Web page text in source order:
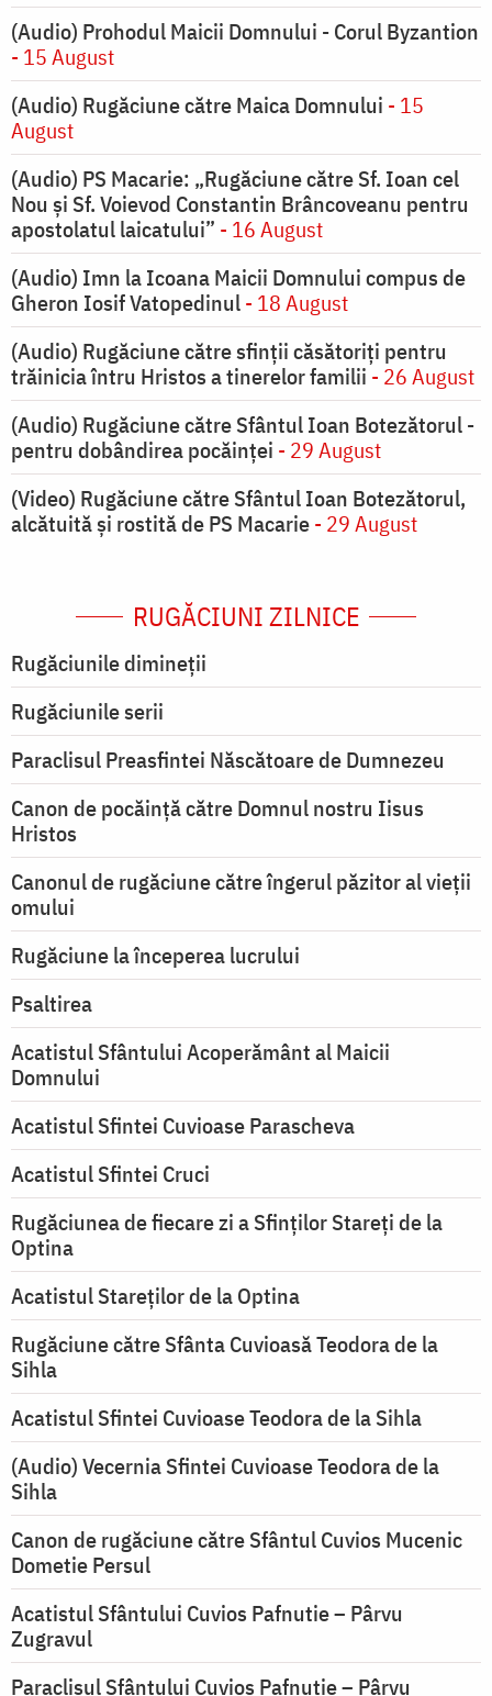
(Audio) Prohodul Maicii Domnului - Corul Byzantion
- 15 August
(Audio) Rugăciune către Maica Domnului - 15
August
(Audio) PS Macarie: „Rugăciune către Sf. Ioan cel
Nou și Sf. Voievod Constantin Brâncoveanu pentru
apostolatul laicatului” - 16 August
(Audio) Imn la Icoana Maicii Domnului compus de
Gheron Iosif Vatopedinul- 18 August
(Audio) Rugăciune către sfinții căsătoriți pentru
trăinicia întru Hristos a tinerelor familii - 26 August
(Audio) Rugăciune către Sfântul Ioan Botezătorul -
pentru dobândirea pocăinței - 29 August
(Video) Rugăciune către Sfântul Ioan Botezătorul,
alcătuită și rostită de PS Macarie- 29 August
RUGĂCIUNI ZILNICE
Rugăciunile dimineții
Rugăciunile serii
Paraclisul Preasfintei Născătoare de Dumnezeu
Canon de pocăință către Domnul nostru Iisus
Hristos
Canonul de rugăciune către îngerul păzitor al vieții
omului
Rugăciune la începerea lucrului
Psaltirea
Acatistul Sfântului Acoperământ al Maicii
Domnului
Acatistul Sfintei Cuvioase Parascheva
Acatistul Sfintei Cruci
Rugăciunea de fiecare zi a Sfinților Stareți de la
Optina
Acatistul Stareţilor de la Optina
Rugăciune către Sfânta Cuvioasă Teodora de la
Sihla
Acatistul Sfintei Cuvioase Teodora de la Sihla
(Audio) Vecernia Sfintei Cuvioase Teodora de la
Sihla
Canon de rugăciune către Sfântul Cuvios Mucenic
Dometie Persul
Acatistul Sfântului Cuvios Pafnutie – Pârvu
Zugravul
Paraclisul Sfântului Cuvios Pafnutie – Pârvu